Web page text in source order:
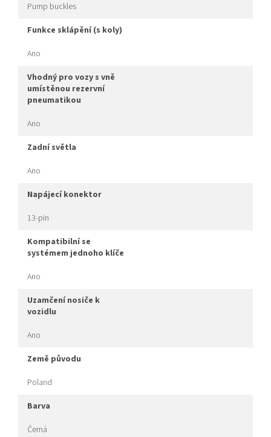
Pump buckles
funkce sklápění (s koly)
Ano
vhodný pro vozy s vně
umístěnou rezervní
pneumatikou
Ano
zadní světla
Ano
napájecí konektor
13-pin
kompatibilní se
systémem jednoho klíče
Ano
uzamčení nosiče k
vozidlu
Ano
země původu
Poland
barva
Černá